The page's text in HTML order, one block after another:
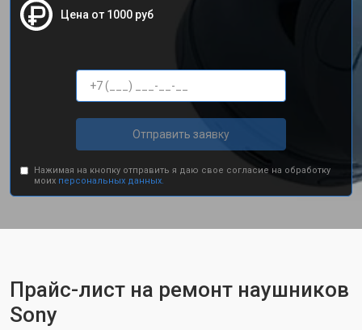
Цена от 1000 руб
Отправить заявку
Нажимая на кнопку отправить я даю свое согласие на обработку
моих персональных данных.
Прайс-лист на ремонт наушников
Sony